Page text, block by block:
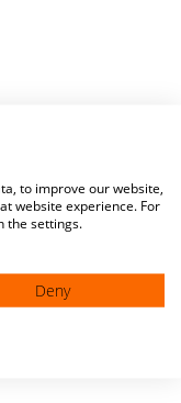
to improve our website,
website experience. For
the settings.
Deny